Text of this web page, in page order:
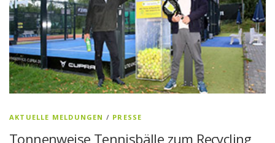
AKTUELLE MELDUNGEN / PRESSE
Tonnenweise Tennisbälle zum Recycling